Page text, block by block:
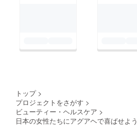
トップ >
プロジェクトをさがす >
ビューティー・ヘルスケア >
日本の女性たちにアグアヘで喜ばせよう